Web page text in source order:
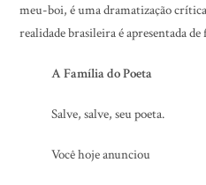
meu-boi, é uma dramatização
realidade brasileira é apresentada
A Família do Poeta
Salve, salve, seu poeta.
Você hoje anunciou